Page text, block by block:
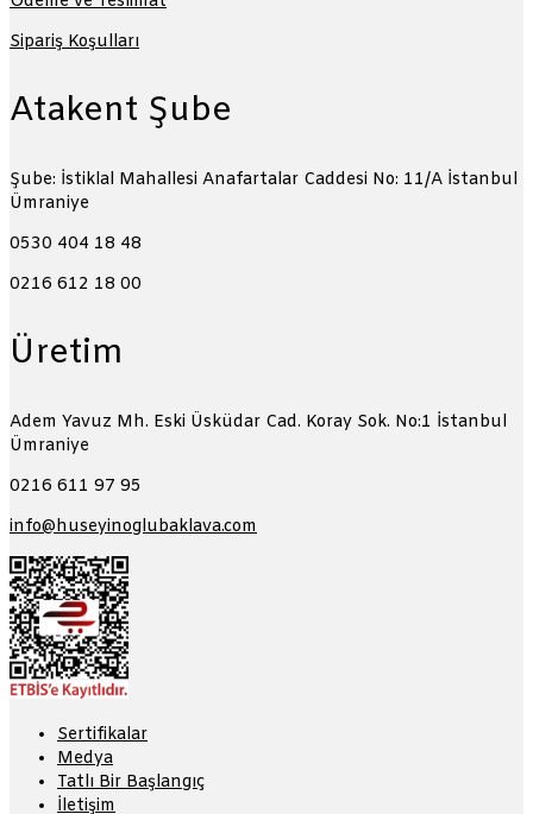
Sipariş Koşulları
Atakent Şube
Şube: İstiklal Mahallesi Anafartalar Caddesi No: 11/A İstanbul
Ümraniye
0530 404 18 48
0216 612 18 00
Üretim
Adem Yavuz Mh. Eski Üsküdar Cad. Koray Sok. No:1 İstanbul
Ümraniye
0216 611 97 95
info@huseyinoglubaklava.com
Sertifikalar
Medya
Tatlı Bir Başlangıç
İletişim